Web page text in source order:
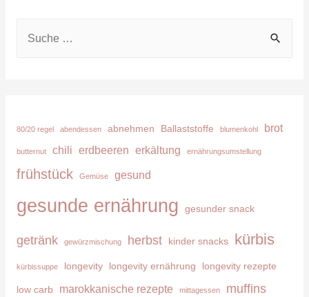
n
n
a
c
:
80/20 regel abendessen abnehmen Ballaststoffe blumenkohl brot
butternut chili erdbeeren erkältung ernährungsumstellung
frühstück Gemüse gesund
gesunde ernährung gesunder snack
getränk gewürzmischung herbst kinder snacks kürbis
kürbissuppe longevity longevity ernährung longevity rezepte
low carb marokkanische rezepte mittagessen muffins